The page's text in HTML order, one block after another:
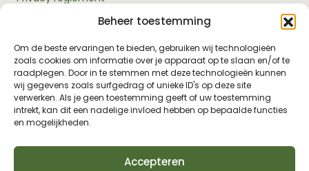
Beheer toestemming
Om de beste ervaringen te bieden, gebruiken wij technologieën
zoals cookies om informatie over je apparaat op te slaan en/of te
raadplegen. Door in te stemmen met deze technologieën kunnen
wij gegevens zoals surfgedrag of unieke ID's op deze site
verwerken. Als je geen toestemming geeft of uw toestemming
intrekt, kan dit een nadelige invloed hebben op bepaalde functies
en mogelijkheden.
Accepteren
Algemene voorwaarden
Over ons
RouwExpertise.nl is een initiatief van Bright Elephant en
hét kennisplatform over rouw en verlies. Wij bieden
betrouwbare informatie en praktische hulp voor
iedereen die met rouw te maken heeft - van jezelf tot je
omgeving, van professionals tot leidinggevenden.